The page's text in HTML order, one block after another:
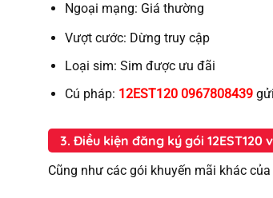
Ngoại mạng: Giá thường
Vượt cước: Dừng truy cập
Loại sim:Sim được ưu đãi
Cú pháp: 12EST120 0967808439
3. Điều kiện đăng ký gói 12EST120
Cũng như các gói khuyến mãi khác